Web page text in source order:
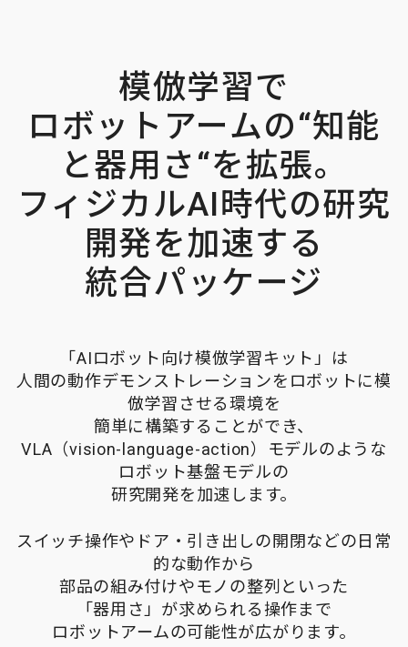
模倣学習で
ロボットアームの“知能
と器用さ“を拡張。
フィジカルAI時代の研究
開発を加速する
統合パッケージ
「AIロボット向け模倣学習キット」は
人間の動作デモンストレーションをロボットに模
倣学習させる環境を
簡単に構築することができ、
VLA（vision-language-action）モデルのような
ロボット基盤モデルの
研究開発を加速します。
スイッチ操作やドア・引き出しの開閉などの日常
的な動作から
部品の組み付けやモノの整列といった
「器用さ」が求められる操作まで
ロボットアームの可能性が広がります。